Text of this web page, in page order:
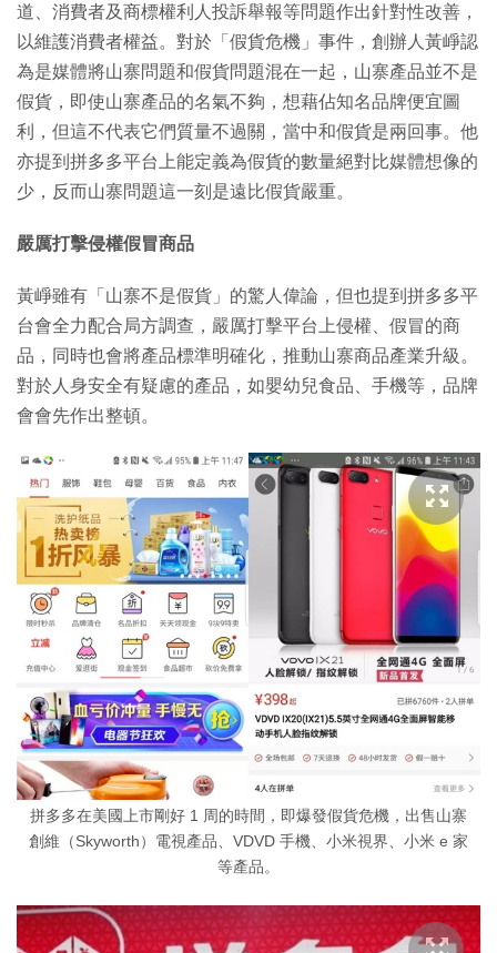
道、消費者及商標權利人投訴舉報等問題作出針對性改善，
以維護消費者權益。對於「假貨危機」事件，創辦人黃崢認
為是媒體將山寨問題和假貨問題混在一起，山寨產品並不是
假貨，即使山寨產品的名氣不夠，想藉佔知名品牌便宜圖
利，但這不代表它們質量不過關，當中和假貨是兩回事。他
亦提到拼多多平台上能定義為假貨的數量絕對比媒體想像的
少，反而山寨問題這一刻是遠比假貨嚴重。
嚴厲打擊侵權假冒商品
黃崢雖有「山寨不是假貨」的驚人偉論，但也提到拼多多平
台會全力配合局方調查，嚴厲打擊平台上侵權、假冒的商
品，同時也會將產品標準明確化，推動山寨商品產業升級。
對於人身安全有疑慮的產品，如嬰幼兒食品、手機等，品牌
會會先作出整頓。
拼多多在美國上市剛好 1 周的時間，即爆發假貨危機，出售山寨
創維（Skyworth）電視產品、VDVD 手機、小米視界、小米 e 家
等產品。